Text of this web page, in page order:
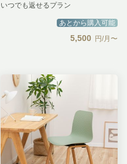
いつでも返せるプラン
あとから購入可能
5,500 円/月〜